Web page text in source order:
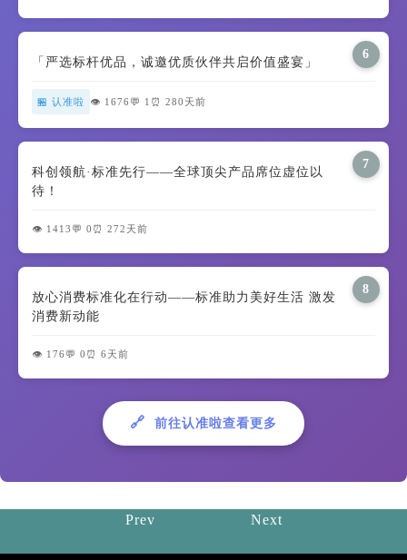
6
「严选标杆优品，诚邀优质伙伴共启价值盛宴」
🏪 认准啦 👁️ 1676 💬 1 ⏰ 280天前
7
科创领航·标准先行——全球顶尖产品席位虚位以
待！
👁️ 1413 💬 0 ⏰ 272天前
8
放心消费标准化在行动——标准助力美好生活 激发
消费新动能
👁️ 176 💬 0 ⏰ 6天前
🔗 前往认准啦查看更多
Prev Next